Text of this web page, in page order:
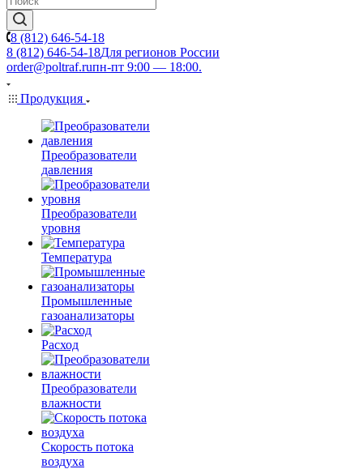
8 (812) 646-54-18
8 (812) 646-54-18Для регионов России
order@poltraf.ruпн-пт 9:00 — 18:00.
Продукция
Преобразователи
давления
Преобразователи
уровня
Температура
Промышленные
газоанализаторы
Расход
Преобразователи
влажности
Скорость потока
воздуха